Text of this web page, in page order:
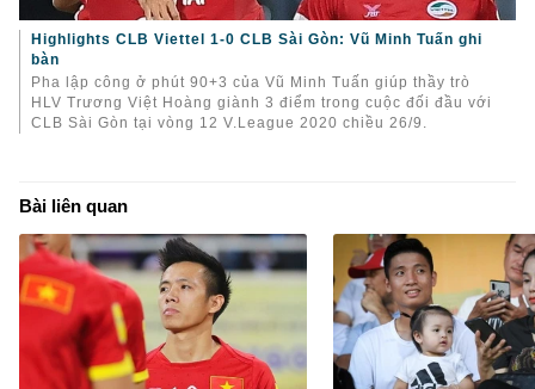
Highlights CLB Viettel 1-0 CLB Sài Gòn: Vũ Minh Tuấn ghi
bàn
Pha lập công ở phút 90+3 của Vũ Minh Tuấn giúp thầy trò
HLV Trương Việt Hoàng giành 3 điểm trong cuộc đối đầu với
CLB Sài Gòn tại vòng 12 V.League 2020 chiều 26/9.
Bài liên quan